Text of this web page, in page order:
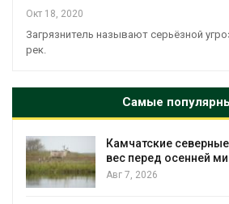
Окт 18, 2020
Загрязнитель называют серьёзной
рек.
Самые
Камчатские
вес перед осенней
Авг 7, 2026